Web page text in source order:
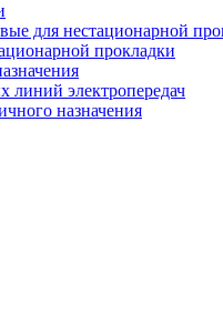
для нестационарной
прокладки
линий электропередач
назначения